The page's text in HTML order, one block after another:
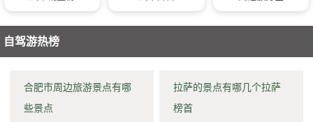
自驾游热榜
合肥市周边旅游景点有哪
些景点
拉萨的景点有哪几个拉萨
榜首